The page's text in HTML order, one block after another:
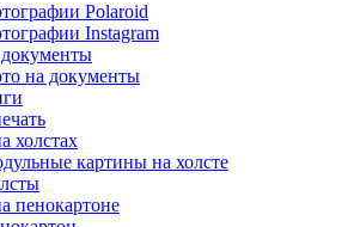
Polaroid
Instagram
на документы
холстах
картины на холсте
пенокартоне